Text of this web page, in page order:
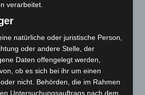
verarbeitet.
natürliche oder juristische Person,
oder andere Stelle, der
Daten offengelegt werden,
ob es sich bei ihr um einen
nicht. Behörden, die im Rahmen
Untersuchungsauftrags nach dem